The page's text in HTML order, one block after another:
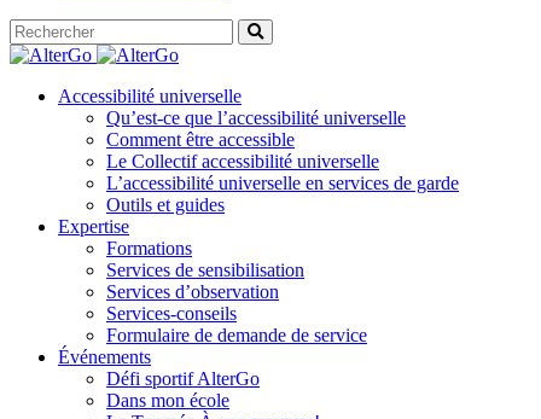
Accessibilité universelle
Qu’est-ce que l’accessibilité universelle
Comment être accessible
Le Collectif accessibilité universelle
L’accessibilité universelle en services de garde
Outils et guides
Expertise
Formations
Services de sensibilisation
Services d’observation
Services-conseils
Formulaire de demande de service
Événements
Défi sportif AlterGo
Dans mon école